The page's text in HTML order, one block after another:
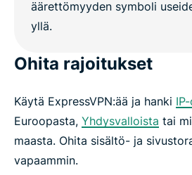
Ohita rajoitukset
Käytä ExpressVPN:ää ja hanki
Euroopasta, Yhdysvalloista tai
maasta. Ohita sisältö- ja
vapaammin.